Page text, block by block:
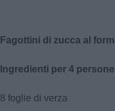
Fagottini di zucca al
Ingredienti per 4 persone
8 foglie di verza